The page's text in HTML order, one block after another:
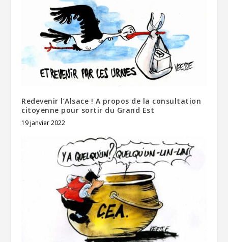
Redevenir l’Alsace ! A propos de la consultation
citoyenne pour sortir du Grand Est
19 janvier 2022